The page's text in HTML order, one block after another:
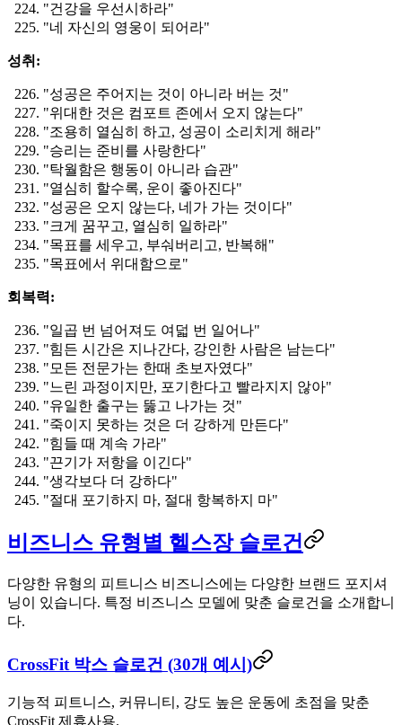
"건강을 우선시하라"
"네 자신의 영웅이 되어라"
성취:
"성공은 주어지는 것이 아니라 버는 것"
"위대한 것은 컴포트 존에서 오지 않는다"
"조용히 열심히 하고, 성공이 소리치게 해라"
"승리는 준비를 사랑한다"
"탁월함은 행동이 아니라 습관"
"열심히 할수록, 운이 좋아진다"
"성공은 오지 않는다, 네가 가는 것이다"
"크게 꿈꾸고, 열심히 일하라"
"목표를 세우고, 부숴버리고, 반복해"
"목표에서 위대함으로"
회복력:
"일곱 번 넘어져도 여덟 번 일어나"
"힘든 시간은 지나간다, 강인한 사람은 남는다"
"모든 전문가는 한때 초보자였다"
"느린 과정이지만, 포기한다고 빨라지지 않아"
"유일한 출구는 뚫고 나가는 것"
"죽이지 못하는 것은 더 강하게 만든다"
"힘들 때 계속 가라"
"끈기가 저항을 이긴다"
"생각보다 더 강하다"
"절대 포기하지 마, 절대 항복하지 마"
비즈니스 유형별 헬스장 슬로건
다양한 유형의 피트니스 비즈니스에는 다양한 브랜드 포지셔
닝이 있습니다. 특정 비즈니스 모델에 맞춘 슬로건을 소개합니
다.
CrossFit 박스 슬로건 (30개 예시)
기능적 피트니스, 커뮤니티, 강도 높은 운동에 초점을 맞춘
CrossFit 제휴사용.